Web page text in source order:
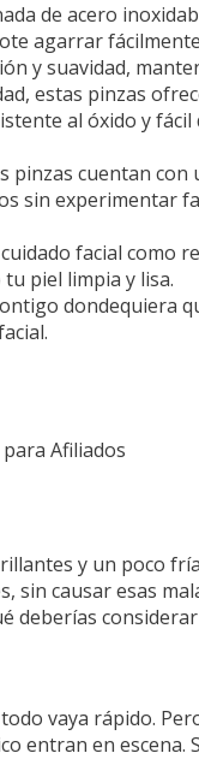
de acero
agarrar
y suavidad,
estas pinzas
al óxido y
pinzas cuentan
sin experimentar
facial como
piel limpia y lisa.
dondequiera
Afiliados
y un poco
causar esas
deberías
vaya rápido.
entran en escena.